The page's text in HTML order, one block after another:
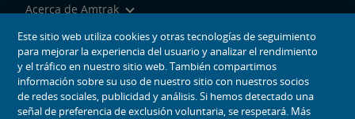
Acerca de Amtrak
Viajar con Nosotros
Herramientas del Sitio
Este sitio web utiliza cookies y otras tecnologías de seguimiento
para mejorar la experiencia del usuario y analizar el rendimiento
y el tráfico en nuestro sitio web. También compartimos
información sobre su uso de nuestro sitio con nuestros socios
de redes sociales, publicidad y análisis. Si hemos detectado una
señal de preferencia de exclusión voluntaria, se respetará. Más